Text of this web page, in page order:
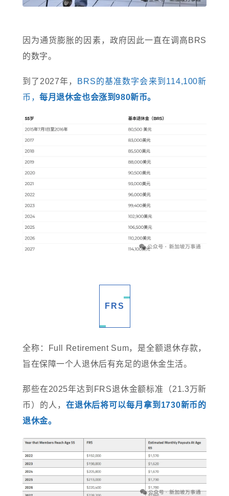
因为通货膨胀的因素，政府因此一直在调高BRS
的数字。
到了2027年， BRS的基准数字会来到114,100新
币，每月退休金也会涨到980新币。
FRS
全称：Full Retirement Sum，是全额退休存款，
旨在保障一个人退休后有充足的退休金生活。
那些在2025年达到FRS退休金额标准（21.3万新
币）的人， 在退休后将可以每月拿到1730新币的
退休金。